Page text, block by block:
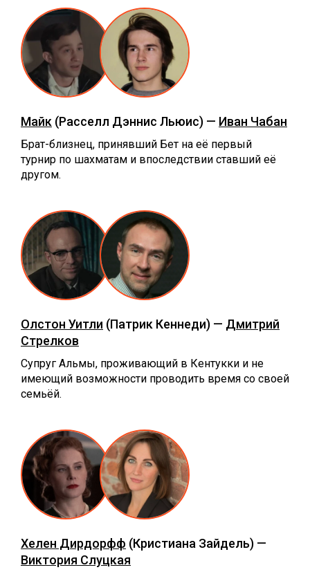
Мaйк (Расселл Дэннис Льюис) — Иван Чабан
Брат-близнец, принявший Бет на её первый
турнир по шахматам и впоследствии ставший её
другом.
Олстон Уитли (Патрик Кеннеди) — Дмитрий
Стрелков
Супруг Альмы, проживающий в Кентукки и не
имеющий возможности проводить время со своей
семьёй.
Хелен Дирдорфф (Кристиана Зайдель) —
Виктория Слуцкая